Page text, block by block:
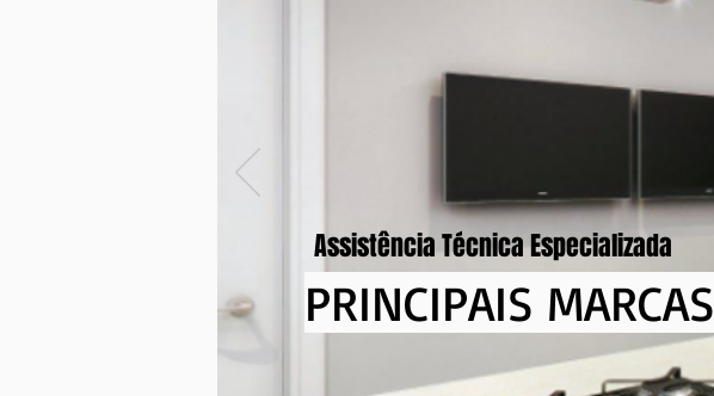
Assistência Técnica Especializada
PRINCIPAIS MARCAS